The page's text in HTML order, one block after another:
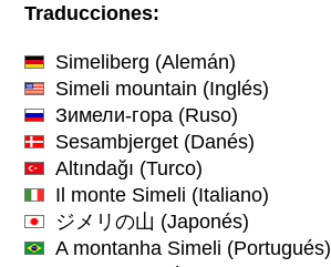
Traducciones:
Simeliberg (Alemán)
Simeli mountain (Inglés)
Зимели-гора (Ruso)
Sesambjerget (Danés)
Altındağı (Turco)
Il monte Simeli (Italiano)
ジメリの山 (Japonés)
A montanha Simeli (Portugués)